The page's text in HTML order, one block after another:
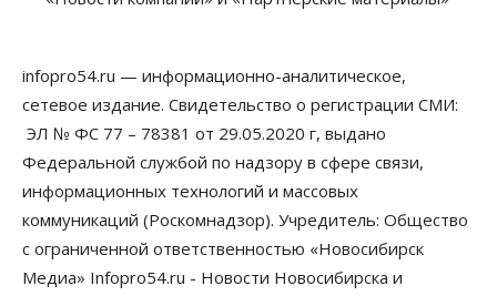
выстраивают системы защиты от атак БПЛА
07 Августа 2026, 09:00
По «Сибэлектротерму» выдали исполнительные
листы на полмиллиарда рублей
07 Августа 2026, 08:00
Бизнес Власть Медицина Общество
Искусственный интеллект предлагают
infopro54.ru — информационно-аналитическое,
сетевое издание. Свидетельство о регистрации СМИ:
ЭЛ № ФС 77 – 78381 от 29.05.2020 г, выдано
Федеральной службой по надзору в сфере связи,
информационных технологий и массовых
коммуникаций (Роскомнадзор). Учредитель: Общество
с ограниченной ответственностью «Новосибирск
Медиа» Infopro54.ru - Новости Новосибирска и